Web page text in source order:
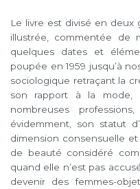
Le livre est divisé en deux
illustrée, commentée de
quelques dates et
poupée en 1959 jusqu’à
sociologique retraçant la
son rapport à la mode,
nombreuses
évidemment, son statut
dimension consensuelle
de beauté considéré
quand elle n’est pas
devenir des femmes-